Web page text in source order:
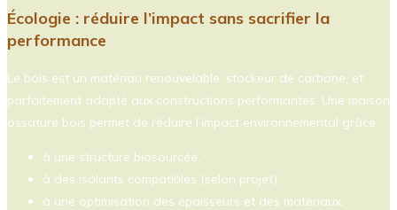
Écologie : réduire l’impact sans sacrifier la
performance
Le bois est un matériau renouvelable, stockeur de carbone, et
parfaitement adapté aux constructions performantes. Une maison
ossature bois permet de réduire l’impact environnemental grâce :
à une structure biosourcée,
à des isolants compatibles (selon projet),
à une optimisation des épaisseurs et des matériaux.